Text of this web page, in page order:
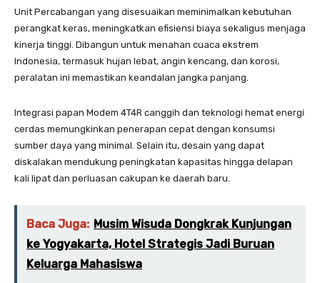
Unit Percabangan yang disesuaikan meminimalkan kebutuhan
perangkat keras, meningkatkan efisiensi biaya sekaligus menjaga
kinerja tinggi. Dibangun untuk menahan cuaca ekstrem
Indonesia, termasuk hujan lebat, angin kencang, dan korosi,
peralatan ini memastikan keandalan jangka panjang.
Integrasi papan Modem 4T4R canggih dan teknologi hemat energi
cerdas memungkinkan penerapan cepat dengan konsumsi
sumber daya yang minimal. Selain itu, desain yang dapat
diskalakan mendukung peningkatan kapasitas hingga delapan
kali lipat dan perluasan cakupan ke daerah baru.
Baca Juga: Musim Wisuda Dongkrak Kunjungan
ke Yogyakarta, Hotel Strategis Jadi Buruan
Keluarga Mahasiswa